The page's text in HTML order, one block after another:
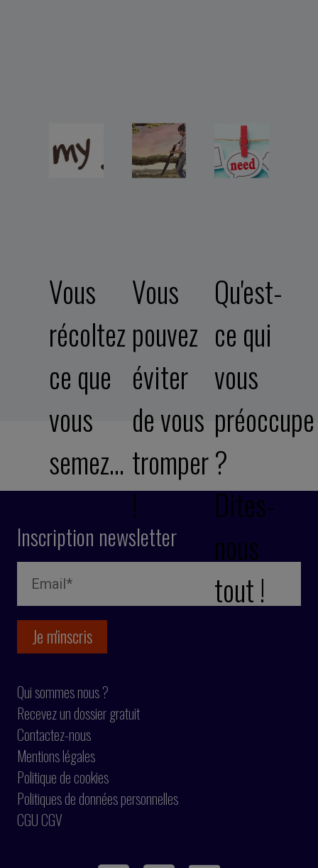
Vous
récoltez
ce que
vous
semez…
Vous
pouvez
éviter
de vous
tromper
!
Qu'est-
ce qui
vous
préoccupe
?
Dites-
nous
tout !
Inscription newsletter
Qui sommes nous ?
Recevez un dossier gratuit
Contactez-nous
Mentions légales
Politique de cookies
Politiques de données personnelles
CGU CGV